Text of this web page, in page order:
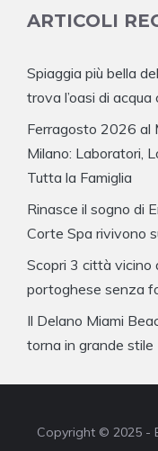
ARTICOLI
Spiaggia più bella
trova l’oasi di
Ferragosto 2026 al
Milano: Laboratori,
Tutta la Famiglia
Rinasce il sogno di
Corte Spa rivivono
Scopri 3 città vicino
portoghese senza
Il Delano Miami
torna in grande stile
Copyright © 2025 -